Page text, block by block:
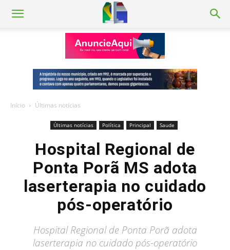
Início Últimas notícias
Últimas notícias Política Principal Saude
Hospital Regional de
Ponta Porã MS adota
laserterapia no cuidado
pós-operatório
Hospital Regional de Ponta Porã adota
laserterapia no cuidado pós-operatório